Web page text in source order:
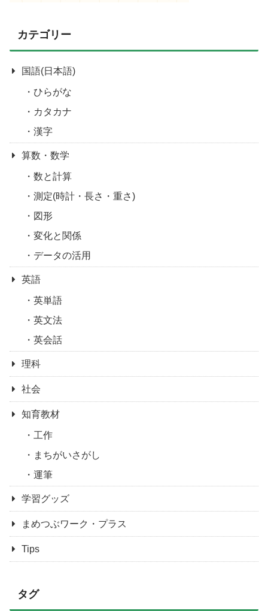
カテゴリー
国語(日本語)
ひらがな
カタカナ
漢字
算数・数学
数と計算
測定(時計・長さ・重さ)
図形
変化と関係
データの活用
英語
英単語
英文法
英会話
理科
社会
知育教材
工作
まちがいさがし
運筆
学習グッズ
まめつぶワーク・プラス
Tips
タグ